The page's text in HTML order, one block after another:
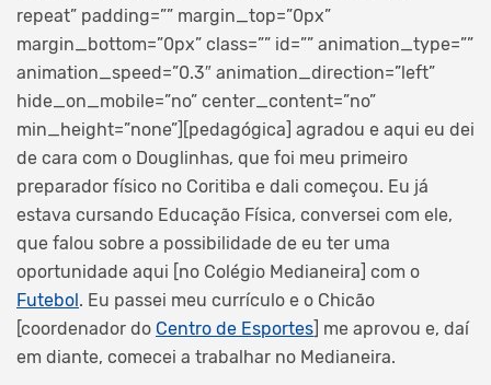
repeat” padding=”” margin_top=”0px”
margin_bottom=”0px” class=”” id=”” animation_type=””
animation_speed=”0.3″ animation_direction=”left”
hide_on_mobile=”no” center_content=”no”
min_height=”none”][pedagógica] agradou e aqui eu dei
de cara com o Douglinhas, que foi meu primeiro
preparador físico no Coritiba e dali começou. Eu já
estava cursando Educação Física, conversei com ele,
que falou sobre a possibilidade de eu ter uma
oportunidade aqui [no Colégio Medianeira] com o
Futebol . Eu passei meu currículo e o Chicão
[coordenador do Centro de Esportes ] me aprovou e, daí
em diante, comecei a trabalhar no Medianeira.